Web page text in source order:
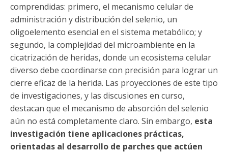
comprendidas: primero, el mecanismo celular de
administración y distribución del selenio, un
oligoelemento esencial en el sistema metabólico; y
segundo, la complejidad del microambiente en la
cicatrización de heridas, donde un ecosistema celular
diverso debe coordinarse con precisión para lograr un
cierre eficaz de la herida. Las proyecciones de este tipo
de investigaciones, y las discusiones en curso,
destacan que el mecanismo de absorción del selenio
aún no está completamente claro. Sin embargo, esta
investigación tiene aplicaciones prácticas,
orientadas al desarrollo de parches que actúen